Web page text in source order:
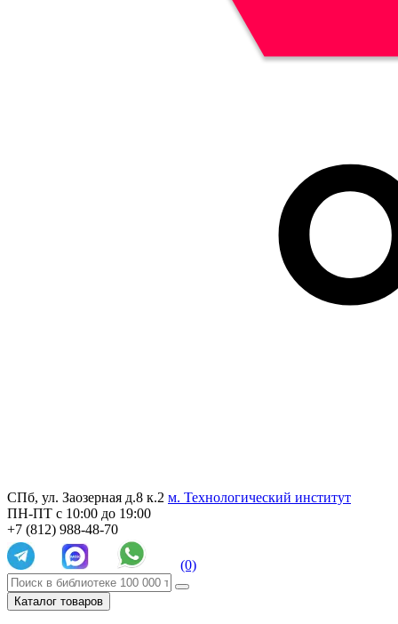
СПб, ул. Заозерная д.8 к.2 м. Технологический институт
ПН-ПТ с 10:00 до 19:00
+7 (812) 988-48-70
(0)
Каталог товаров